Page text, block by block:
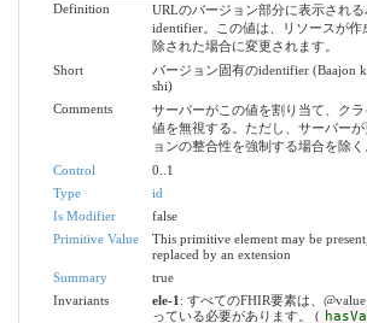
Definition
URLのバージョン部分に表示され
identifier。この値は、リソースが作
除された場合に変更されます。
Short
バージョン固有のidentifier (Baajon
shi)
Comments
サーバーがこの値を割り当て、ク
値を無視する。ただし、サーバー
ョンの整合性を強制する場合を除く
Control
0..1
Type
id
Is Modifier
false
Primitive Value
This primitive element may be
replaced by an extension
Summary
true
Invariants
ele-1 : すべてのFHIR要素は、
っている必要があります。 (